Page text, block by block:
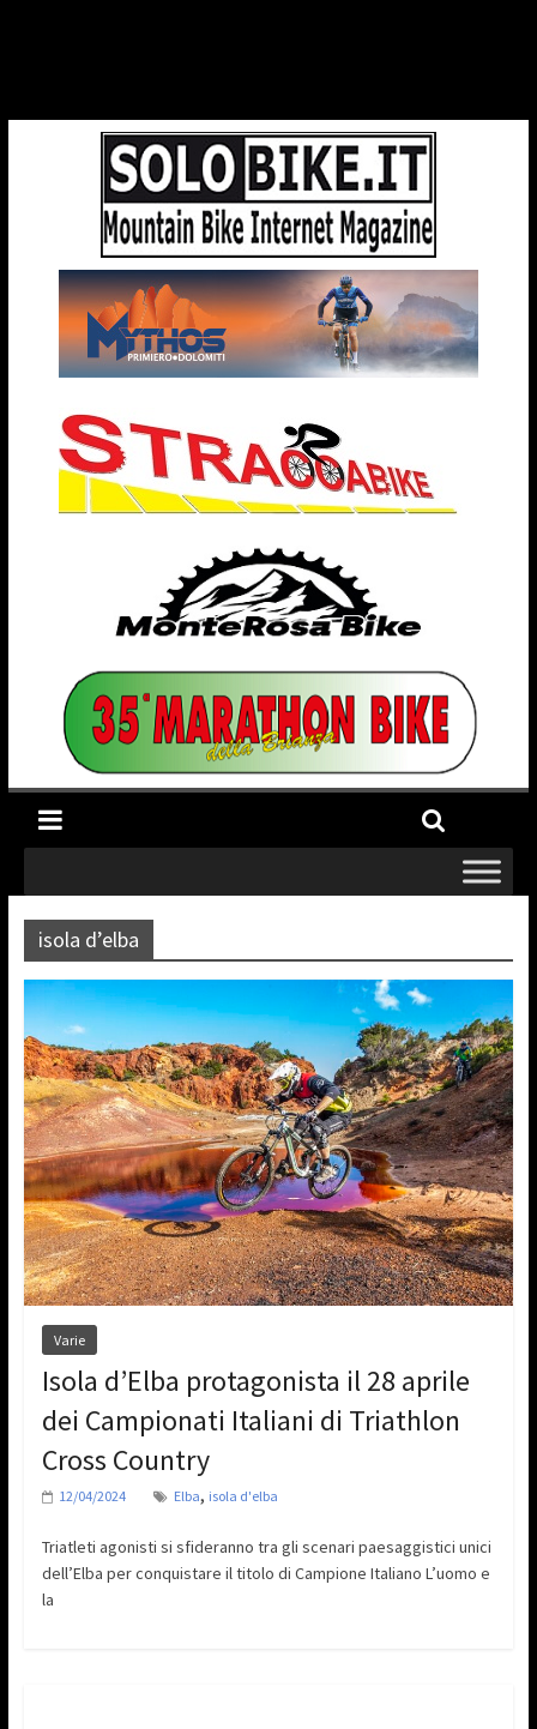
isola d’elba
Varie
Isola d’Elba protagonista il 28 aprile
dei Campionati Italiani di Triathlon
Cross Country
12/04/2024 Elba, isola d'elba
Triatleti agonisti si sfideranno tra gli scenari paesaggistici unici
dell’Elba per conquistare il titolo di Campione Italiano L’uomo e
la